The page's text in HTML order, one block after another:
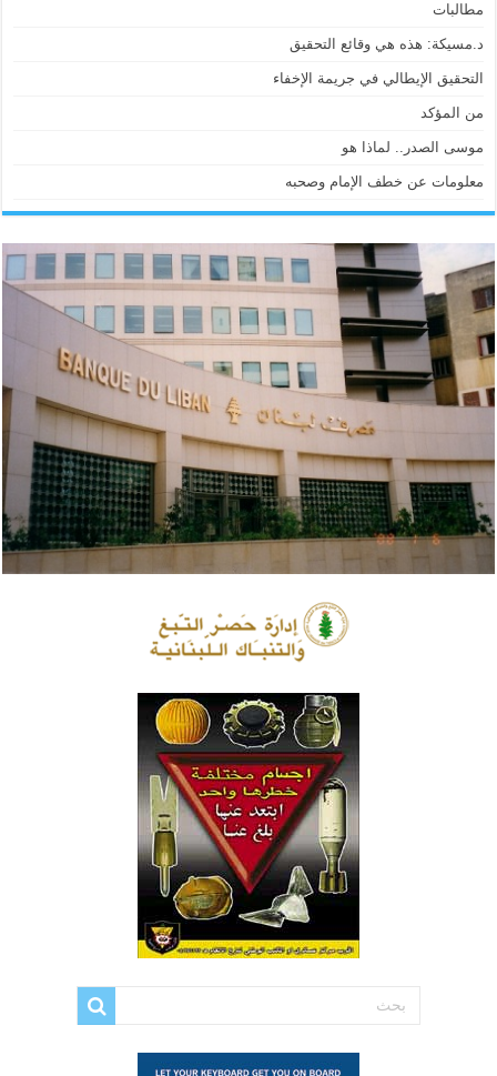
مطالبات
د.مسيكة: هذه هي وقائع التحقيق
التحقيق الإيطالي في جريمة الإخفاء
من المؤكد
موسى الصدر.. لماذا هو
معلومات عن خطف الإمام وصحبه